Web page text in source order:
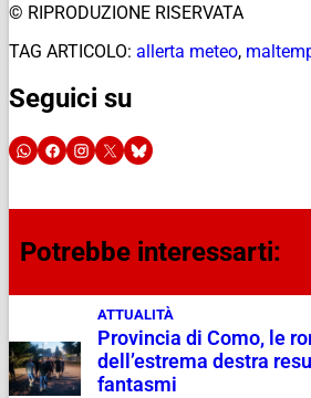
© RIPRODUZIONE RISERVATA
TAG ARTICOLO: allerta meteo,
Seguici su
Potrebbe interessarti:
ATTUALITÀ
Provincia di Como, le
dell’estrema destra
fantasmi